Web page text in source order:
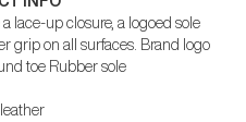
lace-up closure, a logoed sole
grip on all surfaces. Brand logo
toe Rubber sole